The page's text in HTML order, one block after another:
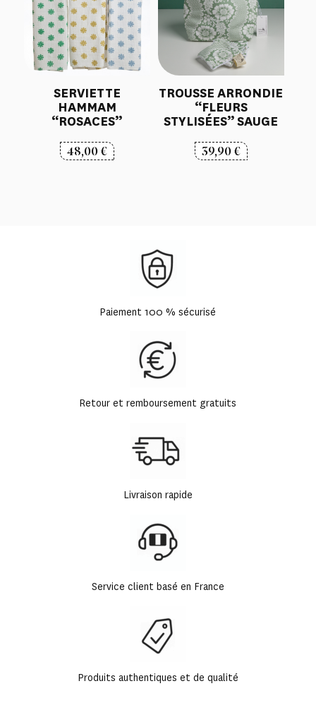
SERVIETTE
HAMMAM
“ROSACES”
48,00€
TROUSSE ARRONDIE
“FLEURS
STYLISÉES” SAUGE
39,90€
Paiement 100 % sécurisé
Retour et remboursement gratuits
Livraison rapide
Service client basé en France
Produits authentiques et de qualité